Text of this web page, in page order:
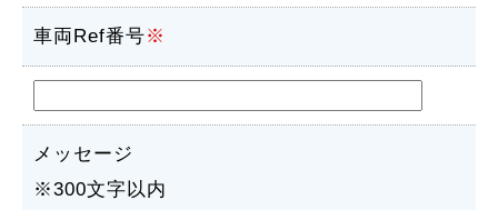
車両Ref番号※
メッセージ
※300文字以内